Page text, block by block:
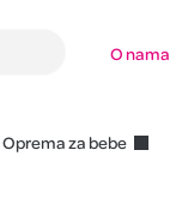
O nama
Oprema za bebe